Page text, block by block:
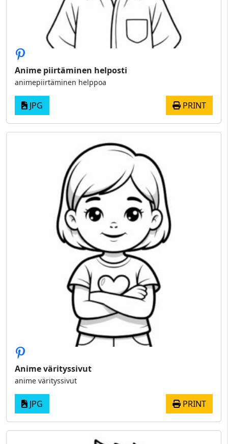
Anime piirtäminen helposti
animepiirtäminen helppoa
JPG PRINT
Anime värityssivut
anime värityssivut
JPG PRINT